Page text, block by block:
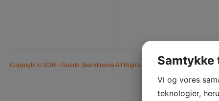
Copyright © 2006 - Guede Skandinavia All Rights Reserved. Alle priser er
Vi og vores
teknologier,